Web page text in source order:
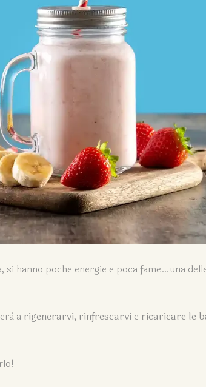
si hanno poche energie e poca fame…una
a rigenerarvi, rinfrescarvi e ricaricare le